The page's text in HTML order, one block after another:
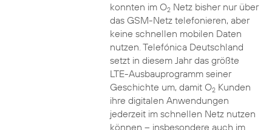
konnten im O2Netz bisher nur über
das GSM-Netz telefonieren, aber
keine schnellen mobilen Daten
nutzen. Telefónica Deutschland
setzt in diesem Jahr das größte
LTE-Ausbauprogramm seiner
Geschichte um, damit O2Kunden
ihre digitalen Anwendungen
jederzeit im schnellen Netz nutzen
können – insbesondere auch im